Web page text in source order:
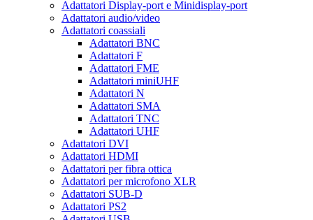
Adattatori Display-port e Minidisplay-port
Adattatori audio/video
Adattatori coassiali
Adattatori BNC
Adattatori F
Adattatori FME
Adattatori miniUHF
Adattatori N
Adattatori SMA
Adattatori TNC
Adattatori UHF
Adattatori DVI
Adattatori HDMI
Adattatori per fibra ottica
Adattatori per microfono XLR
Adattatori SUB-D
Adattatori PS2